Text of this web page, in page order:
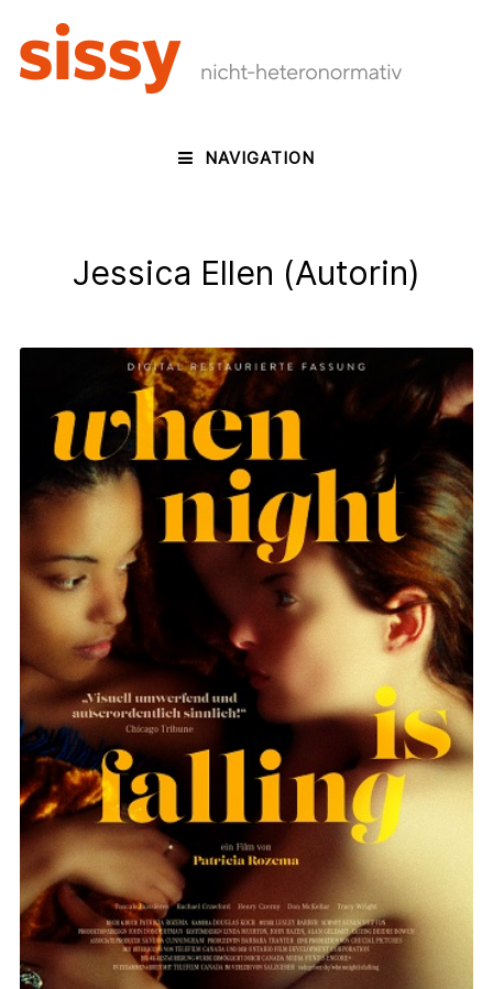
NAVIGATION
Jessica Ellen (Autorin)